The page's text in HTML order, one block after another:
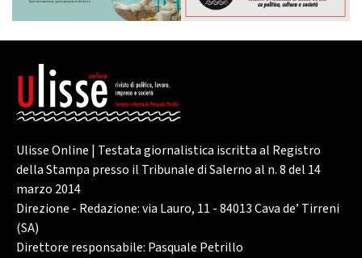
Ulisse Online | Testata giornalistica iscritta al Registro
della Stampa presso il Tribunale di Salerno al n. 8 del 14
marzo 2014
Direzione - Redazione: via Lauro, 11 - 84013 Cava de’ Tirreni
(SA)
Direttore responsabile: Pasquale Petrillo